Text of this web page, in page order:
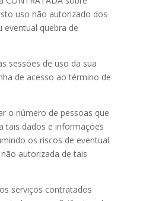
uso não autorizado dos
eventual quebra de
sessões de uso da sua
de acesso ao término de
o número de pessoas que
tais dados e informações
os riscos de eventual
autorizada de tais
serviços contratados